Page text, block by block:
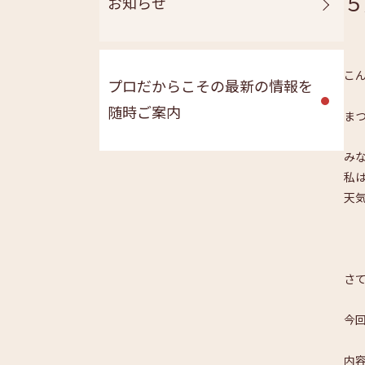
お知らせ
プロだからこその最新の情報を
随時ご案内
こ
ま
み
私
天
さ
今
内